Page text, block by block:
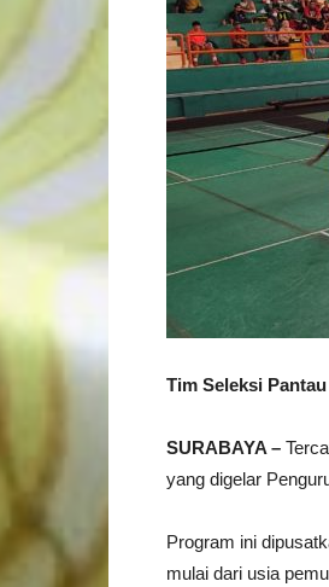
Tim Seleksi
SURABAYA –
yang digelar
Program ini
mulai dari usia